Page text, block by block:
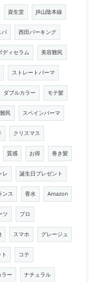
資生堂 JR山陰本線
パ 西田パーキング
ディセラム 美容難民
ストレートパーマ
ダブルカラー モテ髪
民 スペインパーマ
クリスマス
質感 お得 巻き髪
レ 誕生日プレゼント
ンス 香水 Amazon
ツ プロ
スマホ グレージュ
コテ
ラー ナチュラル